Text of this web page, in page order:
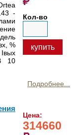
Кол-во
купить
-
%
10
Подробнее...
Цена:
314660